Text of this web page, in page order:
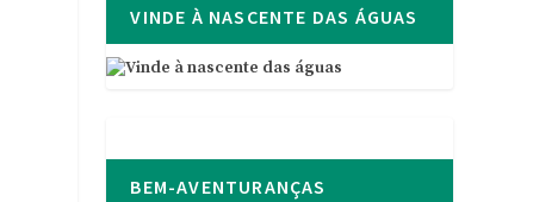
VINDE À NASCENTE DAS ÁGUAS
BEM-AVENTURANÇAS